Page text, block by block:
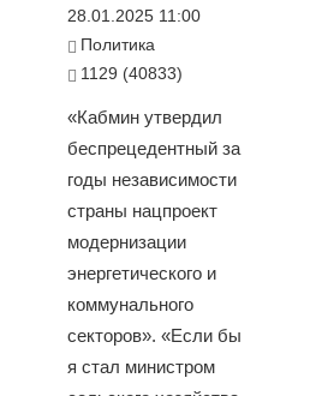
28.01.2025 11:00
Политика
1129 (40833)
«Кабмин утвердил
беспрецедентный за
годы независимости
страны нацпроект
модернизации
энергетического и
коммунального
секторов». «Если бы
я стал министром